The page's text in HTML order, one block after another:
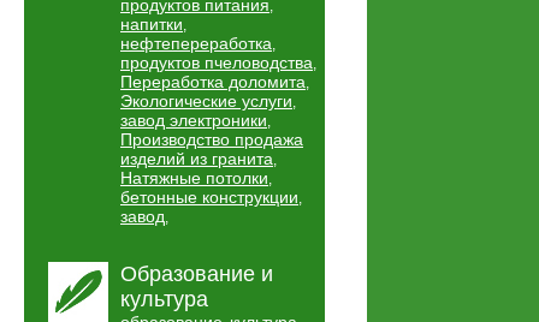
продуктов питания,
напитки,
нефтепереработка,
продуктов пчеловодства,
Переработка доломита,
Экологические услуги,
завод электроники,
Производство продажа
изделий из гранита,
Натяжные потолки,
бетонные конструкции,
завод,
Образование и
культура